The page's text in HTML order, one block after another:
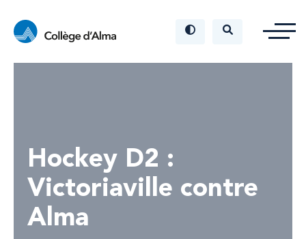
Hockey D2 :
Victoriaville contre
Alma